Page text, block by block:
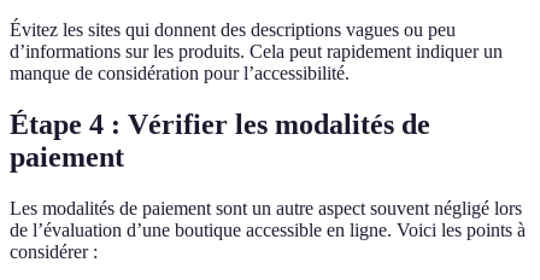
Évitez les sites qui donnent des descriptions vagues ou peu
d’informations sur les produits. Cela peut rapidement indiquer un
manque de considération pour l’accessibilité.
Étape 4 : Vérifier les modalités de
paiement
Les modalités de paiement sont un autre aspect souvent négligé lors
de l’évaluation d’une boutique accessible en ligne. Voici les points à
considérer :